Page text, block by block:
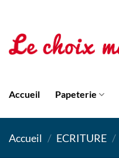
contenu
Accueil Papeterie
Accueil / ECRITURE /